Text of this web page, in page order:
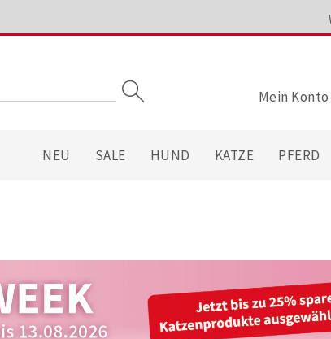
Mein Konto
NEU SALE HUND KATZE PFERD